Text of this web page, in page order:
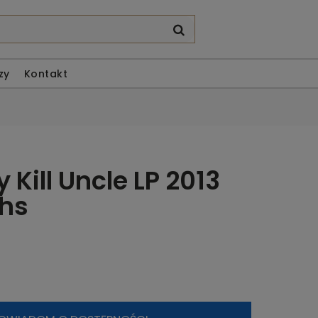
Kontakt
Uncle LP 2013